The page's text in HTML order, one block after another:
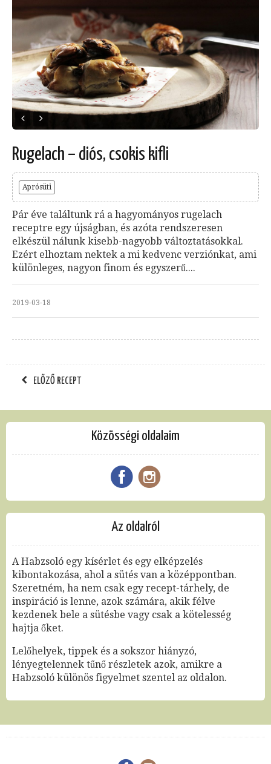
Rugelach – diós, csokis kifli
Aprósüti
Pár éve találtunk rá a hagyományos rugelach
receptre egy újságban, és azóta rendszeresen
elkészül nálunk kisebb-nagyobb változtatásokkal.
Ezért elhoztam nektek a mi kedvenc verziónkat, ami
különleges, nagyon finom és egyszerű....
2019-03-18
ELŐZŐ RECEPT
Közösségi oldalaim
Az oldalról
A Habzsoló egy kísérlet és egy elképzelés
kibontakozása, ahol a sütés van a középpontban.
Szeretném, ha nem csak egy recept-tárhely, de
inspiráció is lenne, azok számára, akik félve
kezdenek bele a sütésbe vagy csak a kötelesség
hajtja őket.
Lelőhelyek, tippek és a sokszor hiányzó,
lényegtelennek tűnő részletek azok, amikre a
Habzsoló különös figyelmet szentel az oldalon.